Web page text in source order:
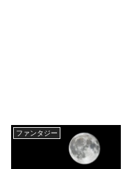
ファンタジー